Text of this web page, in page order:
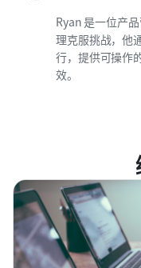
Ryan 是一位产
理克服挑战，他
行，提供可操作
效。